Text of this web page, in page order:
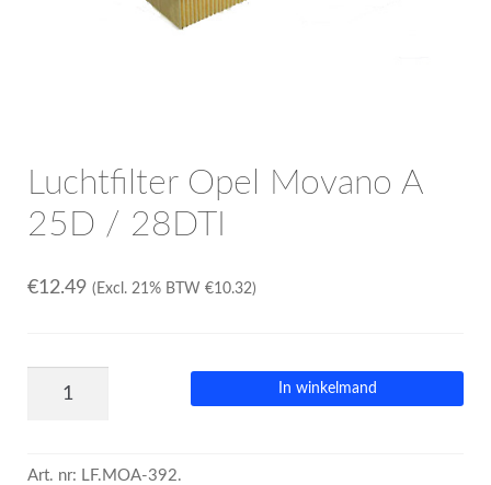
Inloggen / Registreren
Luchtfilter Opel Movano A
25D / 28DTI
€12.49 (Excl. 21% BTW €10.32)
In winkelmand
Art. nr: LF.MOA-392.